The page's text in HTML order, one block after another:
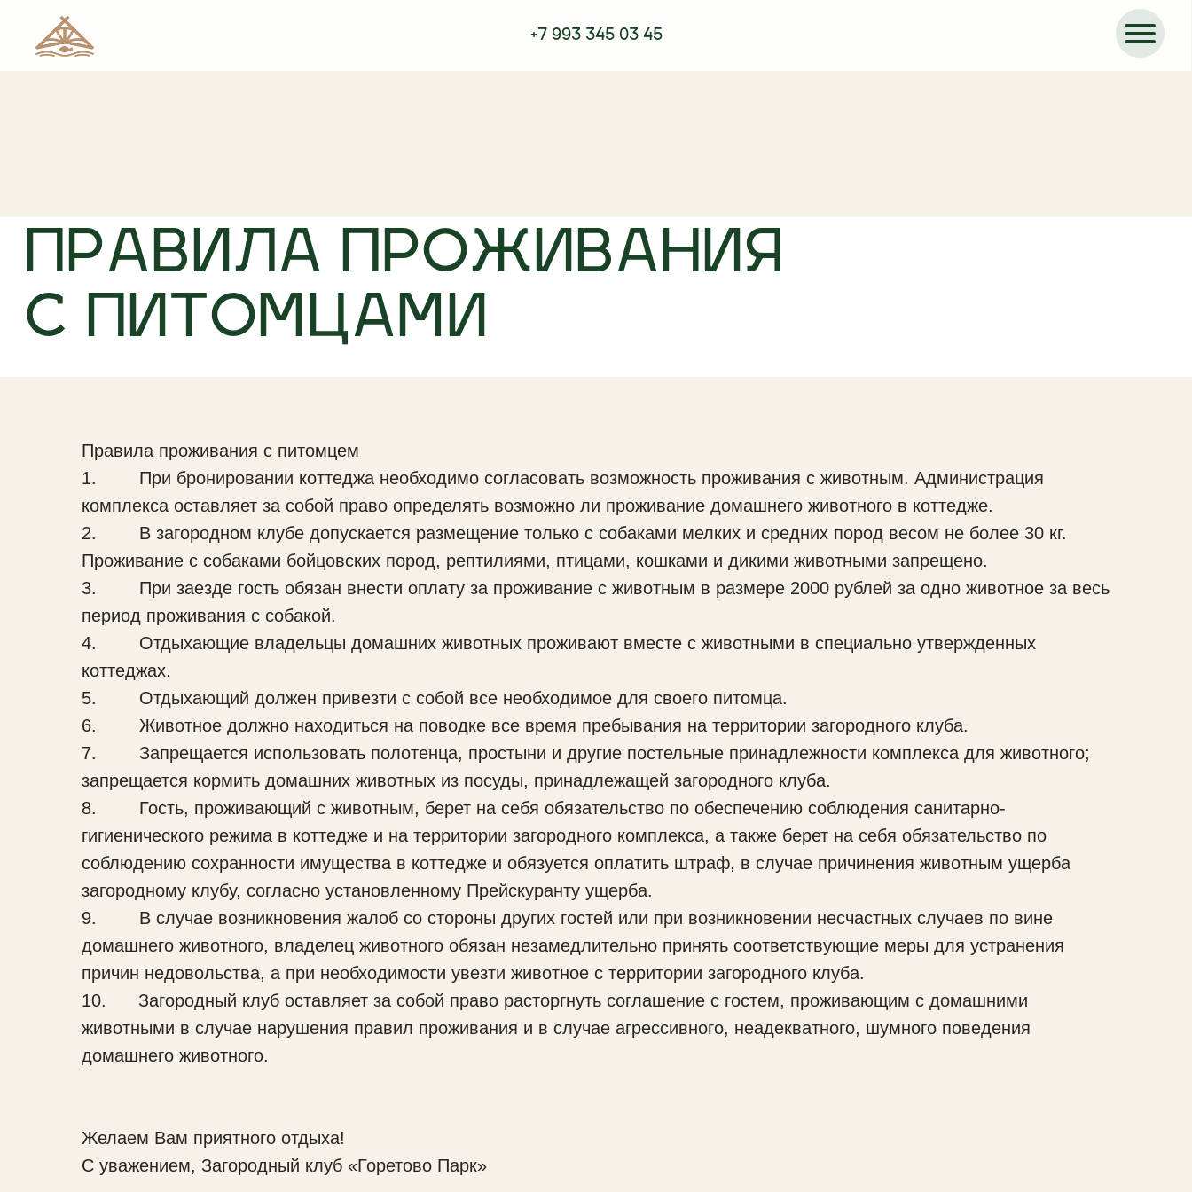
Условия проживания с собакой или кошкой
+7 993 345 03 45
ПРАВИЛА ПРОЖИВАНИЯ
С ПИТОМЦАМИ
Правила проживания с питомцем
1. При бронировании коттеджа необходимо согласовать возможность проживания с животным. Администрация
комплекса оставляет за собой право определять возможно ли проживание домашнего животного в коттедже.
2. В загородном клубе допускается размещение только с собаками мелких и средних пород весом не более 30 кг.
Проживание с собаками бойцовских пород, рептилиями, птицами, кошками и дикими животными запрещено.
3. При заезде гость обязан внести оплату за проживание с животным в размере 2000 рублей за одно животное за весь
период проживания с собакой.
4. Отдыхающие владельцы домашних животных проживают вместе с животными в специально утвержденных
коттеджах.
5. Отдыхающий должен привезти с собой все необходимое для своего питомца.
6. Животное должно находиться на поводке все время пребывания на территории загородного клуба.
7. Запрещается использовать полотенца, простыни и другие постельные принадлежности комплекса для животного;
запрещается кормить домашних животных из посуды, принадлежащей загородного клуба.
8. Гость, проживающий с животным, берет на себя обязательство по обеспечению соблюдения санитарно-
гигиенического режима в коттедже и на территории загородного комплекса, а также берет на себя обязательство по
соблюдению сохранности имущества в коттедже и обязуется оплатить штраф, в случае причинения животным ущерба
загородному клубу, согласно установленному Прейскуранту ущерба.
9. В случае возникновения жалоб со стороны других гостей или при возникновении несчастных случаев по вине
домашнего животного, владелец животного обязан незамедлительно принять соответствующие меры для устранения
причин недовольства, а при необходимости увезти животное с территории загородного клуба.
10. Загородный клуб оставляет за собой право расторгнуть соглашение с гостем, проживающим с домашними
животными в случае нарушения правил проживания и в случае агрессивного, неадекватного, шумного поведения
домашнего животного.
Желаем Вам приятного отдыха!
С уважением, Загородный клуб «Горетово Парк»